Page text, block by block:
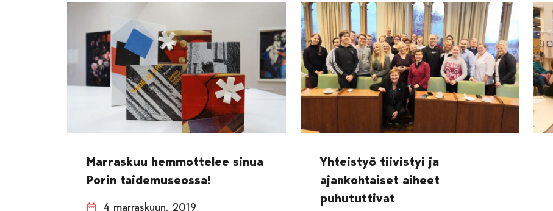
Marraskuu hemmottelee sinua
Porin taidemuseossa!
4 marraskuun, 2019
Yhteistyö tiivistyi ja
ajankohtaiset aiheet
puhututtivat